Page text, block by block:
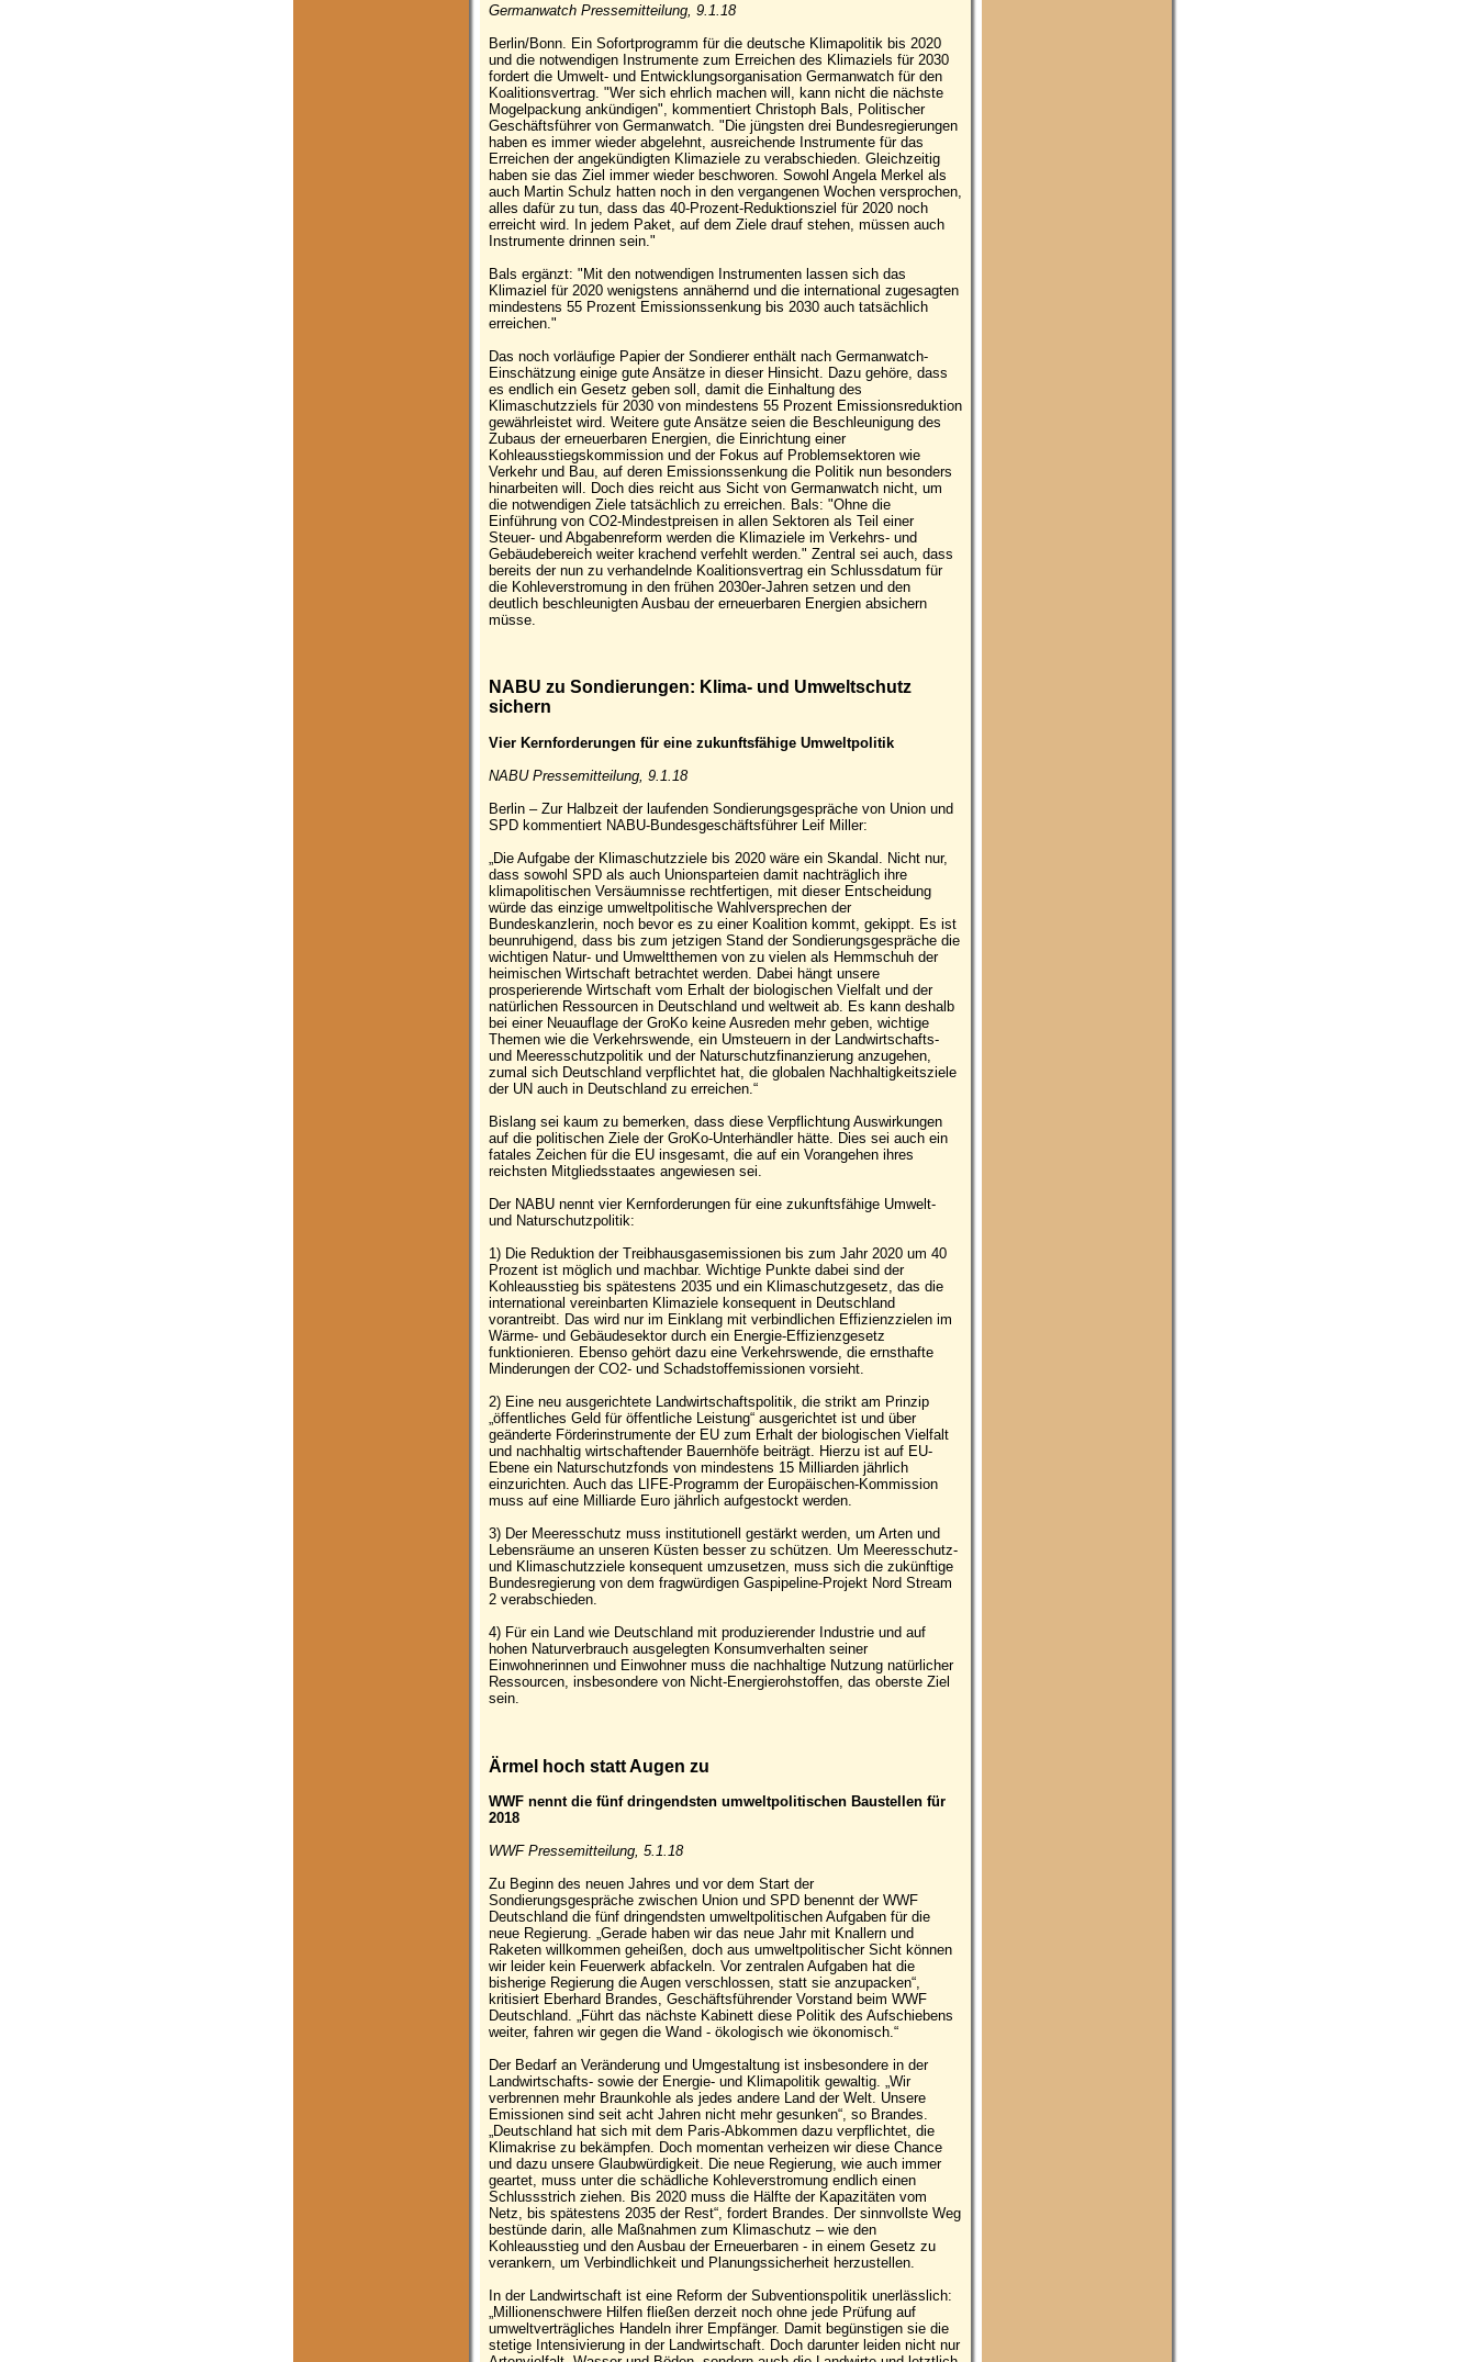
Germanwatch Pressemitteilung, 9.1.18
Berlin/Bonn. Ein Sofortprogramm für die deutsche Klimapolitik bis 2020
und die notwendigen Instrumente zum Erreichen des Klimaziels für 2030
fordert die Umwelt- und Entwicklungsorganisation Germanwatch für den
Koalitionsvertrag. "Wer sich ehrlich machen will, kann nicht die nächste
Mogelpackung ankündigen", kommentiert Christoph Bals, Politischer
Geschäftsführer von Germanwatch. "Die jüngsten drei Bundesregierungen
haben es immer wieder abgelehnt, ausreichende Instrumente für das
Erreichen der angekündigten Klimaziele zu verabschieden. Gleichzeitig
haben sie das Ziel immer wieder beschworen. Sowohl Angela Merkel als
auch Martin Schulz hatten noch in den vergangenen Wochen versprochen,
alles dafür zu tun, dass das 40-Prozent-Reduktionsziel für 2020 noch
erreicht wird. In jedem Paket, auf dem Ziele drauf stehen, müssen auch
Instrumente drinnen sein."
Bals ergänzt: "Mit den notwendigen Instrumenten lassen sich das
Klimaziel für 2020 wenigstens annähernd und die international zugesagten
mindestens 55 Prozent Emissionssenkung bis 2030 auch tatsächlich
erreichen."
Das noch vorläufige Papier der Sondierer enthält nach Germanwatch-
Einschätzung einige gute Ansätze in dieser Hinsicht. Dazu gehöre, dass
es endlich ein Gesetz geben soll, damit die Einhaltung des
Klimaschutzziels für 2030 von mindestens 55 Prozent Emissionsreduktion
gewährleistet wird. Weitere gute Ansätze seien die Beschleunigung des
Zubaus der erneuerbaren Energien, die Einrichtung einer
Kohleausstiegskommission und der Fokus auf Problemsektoren wie
Verkehr und Bau, auf deren Emissionssenkung die Politik nun besonders
hinarbeiten will. Doch dies reicht aus Sicht von Germanwatch nicht, um
die notwendigen Ziele tatsächlich zu erreichen. Bals: "Ohne die
Einführung von CO2-Mindestpreisen in allen Sektoren als Teil einer
Steuer- und Abgabenreform werden die Klimaziele im Verkehrs- und
Gebäudebereich weiter krachend verfehlt werden." Zentral sei auch, dass
bereits der nun zu verhandelnde Koalitionsvertrag ein Schlussdatum für
die Kohleverstromung in den frühen 2030er-Jahren setzen und den
deutlich beschleunigten Ausbau der erneuerbaren Energien absichern
müsse.
NABU zu Sondierungen: Klima- und Umweltschutz
sichern
Vier Kernforderungen für eine zukunftsfähige Umweltpolitik
NABU Pressemitteilung, 9.1.18
Berlin – Zur Halbzeit der laufenden Sondierungsgespräche von Union und
SPD kommentiert NABU-Bundesgeschäftsführer Leif Miller:
„Die Aufgabe der Klimaschutzziele bis 2020 wäre ein Skandal. Nicht nur,
dass sowohl SPD als auch Unionsparteien damit nachträglich ihre
klimapolitischen Versäumnisse rechtfertigen, mit dieser Entscheidung
würde das einzige umweltpolitische Wahlversprechen der
Bundeskanzlerin, noch bevor es zu einer Koalition kommt, gekippt. Es ist
beunruhigend, dass bis zum jetzigen Stand der Sondierungsgespräche die
wichtigen Natur- und Umweltthemen von zu vielen als Hemmschuh der
heimischen Wirtschaft betrachtet werden. Dabei hängt unsere
prosperierende Wirtschaft vom Erhalt der biologischen Vielfalt und der
natürlichen Ressourcen in Deutschland und weltweit ab. Es kann deshalb
bei einer Neuauflage der GroKo keine Ausreden mehr geben, wichtige
Themen wie die Verkehrswende, ein Umsteuern in der Landwirtschafts-
und Meeresschutzpolitik und der Naturschutzfinanzierung anzugehen,
zumal sich Deutschland verpflichtet hat, die globalen Nachhaltigkeitsziele
der UN auch in Deutschland zu erreichen.“
Bislang sei kaum zu bemerken, dass diese Verpflichtung Auswirkungen
auf die politischen Ziele der GroKo-Unterhändler hätte. Dies sei auch ein
fatales Zeichen für die EU insgesamt, die auf ein Vorangehen ihres
reichsten Mitgliedsstaates angewiesen sei.
Der NABU nennt vier Kernforderungen für eine zukunftsfähige Umwelt-
und Naturschutzpolitik:
1) Die Reduktion der Treibhausgasemissionen bis zum Jahr 2020 um 40
Prozent ist möglich und machbar. Wichtige Punkte dabei sind der
Kohleausstieg bis spätestens 2035 und ein Klimaschutzgesetz, das die
international vereinbarten Klimaziele konsequent in Deutschland
vorantreibt. Das wird nur im Einklang mit verbindlichen Effizienzzielen im
Wärme- und Gebäudesektor durch ein Energie-Effizienzgesetz
funktionieren. Ebenso gehört dazu eine Verkehrswende, die ernsthafte
Minderungen der CO2- und Schadstoffemissionen vorsieht.
2) Eine neu ausgerichtete Landwirtschaftspolitik, die strikt am Prinzip
„öffentliches Geld für öffentliche Leistung“ ausgerichtet ist und über
geänderte Förderinstrumente der EU zum Erhalt der biologischen Vielfalt
und nachhaltig wirtschaftender Bauernhöfe beiträgt. Hierzu ist auf EU-
Ebene ein Naturschutzfonds von mindestens 15 Milliarden jährlich
einzurichten. Auch das LIFE-Programm der Europäischen-Kommission
muss auf eine Milliarde Euro jährlich aufgestockt werden.
3) Der Meeresschutz muss institutionell gestärkt werden, um Arten und
Lebensräume an unseren Küsten besser zu schützen. Um Meeresschutz-
und Klimaschutzziele konsequent umzusetzen, muss sich die zukünftige
Bundesregierung von dem fragwürdigen Gaspipeline-Projekt Nord Stream
2 verabschieden.
4) Für ein Land wie Deutschland mit produzierender Industrie und auf
hohen Naturverbrauch ausgelegten Konsumverhalten seiner
Einwohnerinnen und Einwohner muss die nachhaltige Nutzung natürlicher
Ressourcen, insbesondere von Nicht-Energierohstoffen, das oberste Ziel
sein.
Ärmel hoch statt Augen zu
WWF nennt die fünf dringendsten umweltpolitischen Baustellen für
2018
WWF Pressemitteilung, 5.1.18
Zu Beginn des neuen Jahres und vor dem Start der
Sondierungsgespräche zwischen Union und SPD benennt der WWF
Deutschland die fünf dringendsten umweltpolitischen Aufgaben für die
neue Regierung. „Gerade haben wir das neue Jahr mit Knallern und
Raketen willkommen geheißen, doch aus umweltpolitischer Sicht können
wir leider kein Feuerwerk abfackeln. Vor zentralen Aufgaben hat die
bisherige Regierung die Augen verschlossen, statt sie anzupacken“,
kritisiert Eberhard Brandes, Geschäftsführender Vorstand beim WWF
Deutschland. „Führt das nächste Kabinett diese Politik des Aufschiebens
weiter, fahren wir gegen die Wand - ökologisch wie ökonomisch.“
Der Bedarf an Veränderung und Umgestaltung ist insbesondere in der
Landwirtschafts- sowie der Energie- und Klimapolitik gewaltig. „Wir
verbrennen mehr Braunkohle als jedes andere Land der Welt. Unsere
Emissionen sind seit acht Jahren nicht mehr gesunken“, so Brandes.
„Deutschland hat sich mit dem Paris-Abkommen dazu verpflichtet, die
Klimakrise zu bekämpfen. Doch momentan verheizen wir diese Chance
und dazu unsere Glaubwürdigkeit. Die neue Regierung, wie auch immer
geartet, muss unter die schädliche Kohleverstromung endlich einen
Schlussstrich ziehen. Bis 2020 muss die Hälfte der Kapazitäten vom
Netz, bis spätestens 2035 der Rest“, fordert Brandes. Der sinnvollste Weg
bestünde darin, alle Maßnahmen zum Klimaschutz – wie den
Kohleausstieg und den Ausbau der Erneuerbaren - in einem Gesetz zu
verankern, um Verbindlichkeit und Planungssicherheit herzustellen.
In der Landwirtschaft ist eine Reform der Subventionspolitik unerlässlich:
„Millionenschwere Hilfen fließen derzeit noch ohne jede Prüfung auf
umweltverträgliches Handeln ihrer Empfänger. Damit begünstigen sie die
stetige Intensivierung in der Landwirtschaft. Doch darunter leiden nicht nur